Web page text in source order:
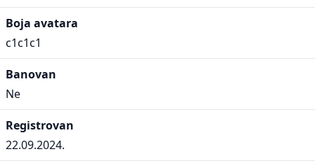
Boja avatara
c1c1c1
Banovan
Ne
Registrovan
22.09.2024.